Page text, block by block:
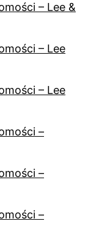
– Lee &
– Lee
– Lee
–
–
–